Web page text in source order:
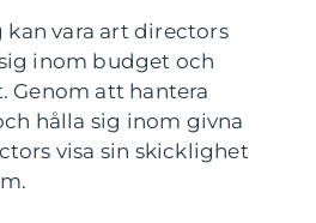
kan vara art directors
inom budget och
att hantera
hålla sig inom givna
visa sin skicklighet